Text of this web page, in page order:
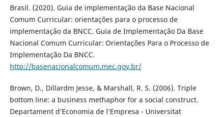
Brasil. (2020). Guia de implementação da Base Nacional
Comum Curricular: orientações para o processo de
implementação da BNCC. Guia de Implementação Da Base
Nacional Comum Curricular: Orientações Para o Processo de
Implementação Da BNCC.
http://basenacionalcomum.mec.gov.br/
Brown, D., Dillardm Jesse, & Marshall, R. S. (2006). Triple
bottom line: a business methaphor for a social construct.
Departament d’Economia de l’Empresa - Universitat